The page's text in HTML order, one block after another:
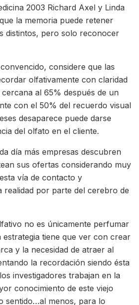
2003 Richard Axel y Linda
la memoria puede retener
distintos, pero solo reconocer
considere que las
olfativamente con claridad
al 65% después de un
con el 50% del recuerdo visual
desaparece puede darse
del olfato en el cliente.
día más empresas descubren
sus ofertas considerando muy
vía de contacto y
realidad por parte del cerebro de
no es únicamente perfumar
tiene que ver con crear
y la necesidad de atraer al
la recordación siendo ésta
investigadores trabajan en la
conocimiento de este viejo
sentido…al menos, para lo